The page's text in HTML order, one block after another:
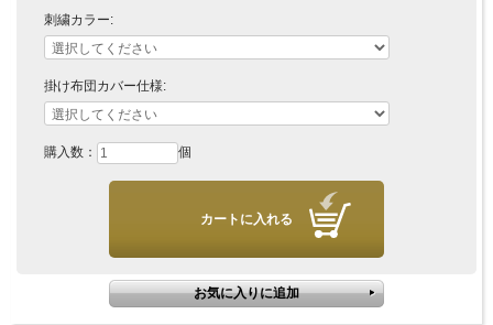
■サイズ
シングル：
掛け布団カバー：150×210cｍ
枕カバー：43×63cm
セミダブル：
掛け布団カバー：170×210cｍ
刺繍カラー:
掛け布団カバー仕様:
購入数： 個